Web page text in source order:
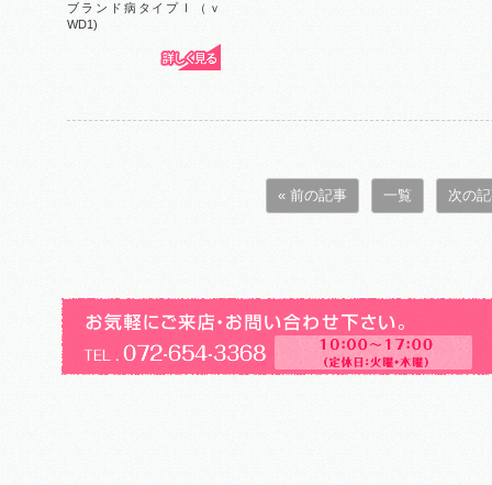
ブランド病タイプⅠ（ｖ
WD1)
« 前の記事 一覧 次の